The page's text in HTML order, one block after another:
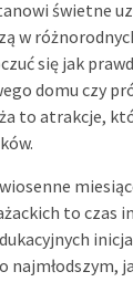
świetne
w
się jak
domu czy
to atrakcje,
to czas
najmłodszym,